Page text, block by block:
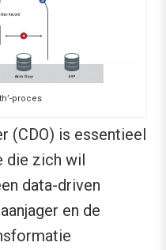
proces
(CDO) is essentieel
die zich wil
data-driven
en de